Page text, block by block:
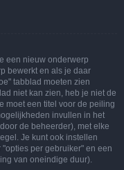
een nieuw onderwerp
bewerkt en als je daar
tabblad moeten zien
niet kan zien, heb je niet de
moet een titel voor de peiling
invullen in het
de beheerder), met elke
Je kunt ook instellen
per gebruiker" en een
van oneindige duur).